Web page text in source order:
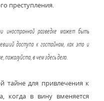
преступления.
иностранной разведке может быть
доступа к гостайнам, как это и
пожалуйста, в чем здесь дело.
тайне для привлечения к
когда в вину вменяется